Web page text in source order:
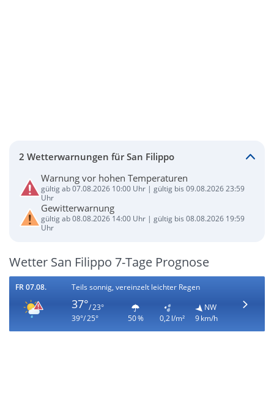
2 Wetterwarnungen für San Filippo
Warnung vor hohen Temperaturen
gültig ab 07.08.2026 10:00 Uhr | gültig bis 09.08.2026 23:59
Uhr
Gewitterwarnung
gültig ab 08.08.2026 14:00 Uhr | gültig bis 08.08.2026 19:59
Uhr
Wetter San Filippo 7-Tage Prognose
FR 07.08. Teils sonnig, vereinzelt leichter Regen
37°/ 23°
39°/ 25°
50 % 0,2 l/m²
NW
9 km/h